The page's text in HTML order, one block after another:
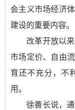
会主义市场经济
建设的重要内容。
改革开放以
市场定价、自由
育还不充分，不
用。
徐善长说，